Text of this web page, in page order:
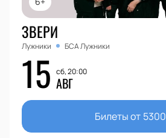
ЗВЕРИ
Лужники БСА Лужники
15 сб, 20:00
АВГ
Билеты от 5300